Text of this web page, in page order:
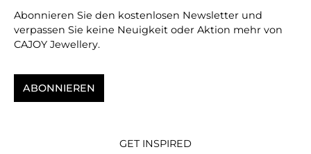
Abonnieren Sie den kostenlosen Newsletter und
verpassen Sie keine Neuigkeit oder Aktion mehr von
CAJOY Jewellery.
ABONNIEREN
GET INSPIRED